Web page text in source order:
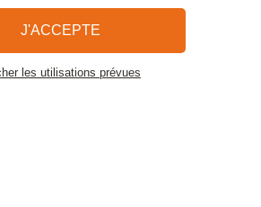
et Charte de Confidentialité
Plan du site
J'ACCEPTE
les utilisations prévues